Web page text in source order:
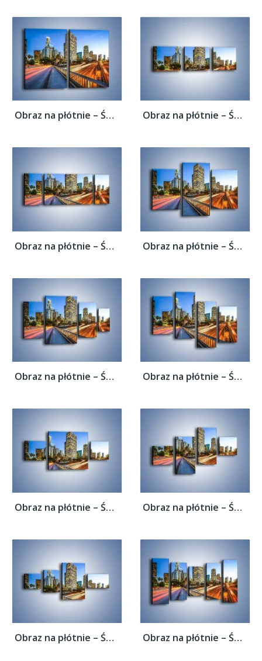
Obraz na płótnie – Światła Los Angeles o... Obraz na płótnie – Światła Los Angeles o...
Obraz na płótnie – Światła Los Angeles o... Obraz na płótnie – Światła Los Angeles o...
Obraz na płótnie – Światła Los Angeles o... Obraz na płótnie – Światła Los Angeles o...
Obraz na płótnie – Światła Los Angeles o... Obraz na płótnie – Światła Los Angeles o...
Obraz na płótnie – Światła Los Angeles o... Obraz na płótnie – Światła Los Angeles o...